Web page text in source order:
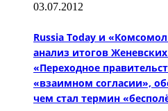
03.07.2012
Russia Today и
анализ итогов
«Переходное
«взаимном согласии»,
чем стал термин